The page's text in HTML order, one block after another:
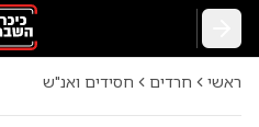
ראשי חרדים חסידים ואנ"ש